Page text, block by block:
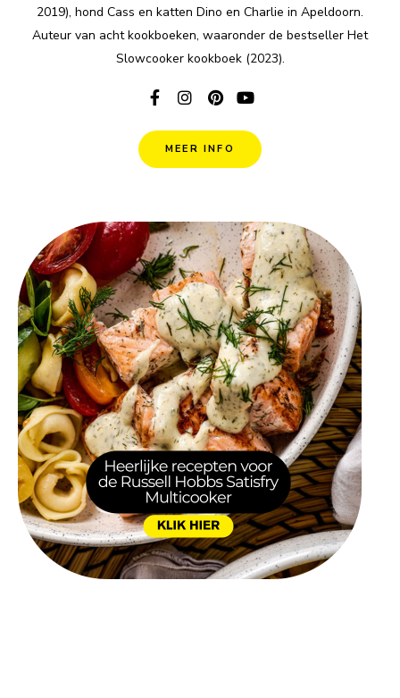
2019), hond Cass en katten Dino en Charlie in Apeldoorn.
Auteur van acht kookboeken, waaronder de bestseller Het
Slowcooker kookboek (2023).
MEER INFO